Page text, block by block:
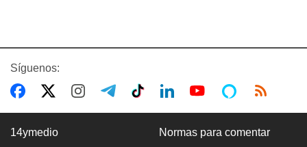
Síguenos:
14ymedio Normas para comentar